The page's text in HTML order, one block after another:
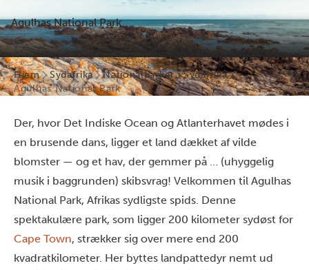
Agulhas National Park
Hjem Sydafrika
Nationalparker i Sydafrika
Agulhas National Park
Der, hvor Det Indiske Ocean og Atlanterhavet mødes i
en brusende dans, ligger et land dækket af vilde
blomster — og et hav, der gemmer på … (uhyggelig
musik i baggrunden) skibsvrag! Velkommen til Agulhas
National Park, Afrikas sydligste spids. Denne
spektakulære park, som ligger 200 kilometer sydøst for
Cape Town, strækker sig over mere end 200
kvadratkilometer. Her byttes landpattedyr nemt ud